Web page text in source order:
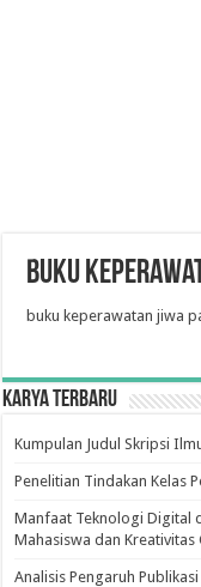
buku
buku keperawatan jiwa
Karya Terbaru
Kumpulan Judul Skripsi
Penelitian Tindakan Kelas
Manfaat Teknologi Digital
Mahasiswa dan Kreativitas
Analisis Pengaruh